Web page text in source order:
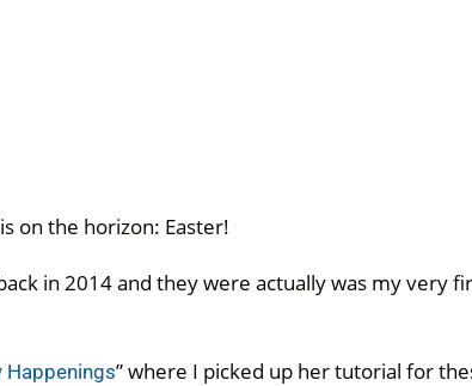
on the horizon: Easter!
in 2014 and they were actually was my very
Happenings” where I picked up her tutorial for